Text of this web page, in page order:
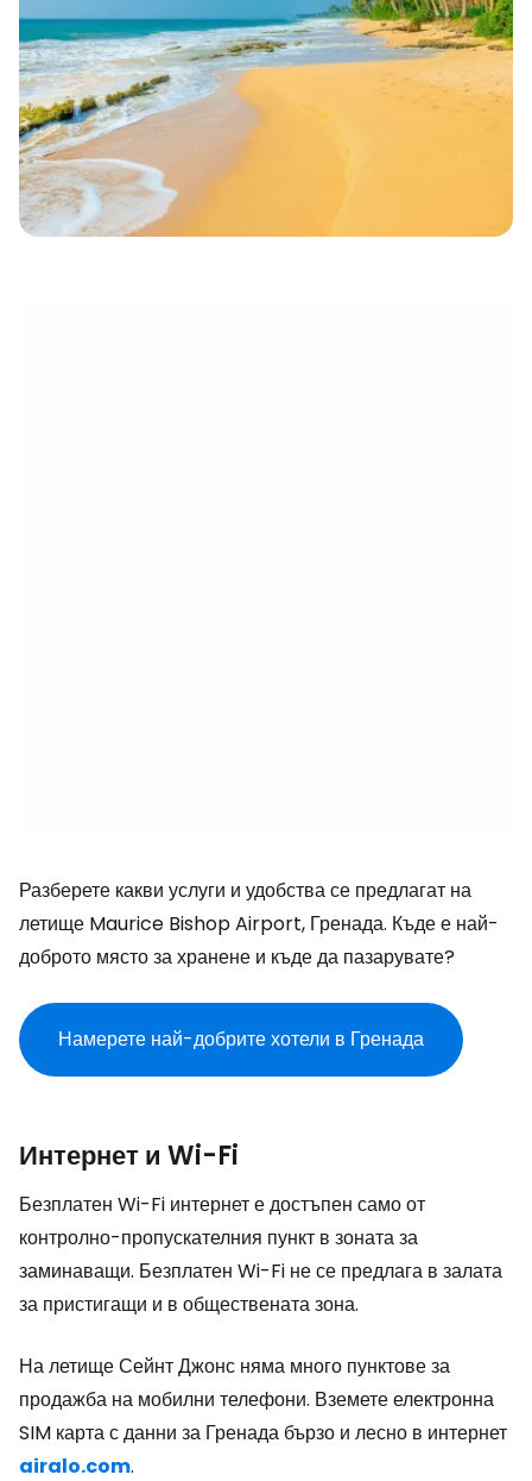
Разберете какви услуги и удобства се предлагат на
летище Maurice Bishop Airport, Гренада. Къде е най-
доброто място за хранене и къде да пазарувате?
Намерете най-добрите хотели в Гренада
Интернет и Wi-Fi
Безплатен Wi-Fi интернет е достъпен само от
контролно-пропускателния пункт в зоната за
заминаващи. Безплатен Wi-Fi не се предлага в залата
за пристигащи и в обществената зона.
На летище Сейнт Джонс няма много пунктове за
продажба на мобилни телефони. Вземете електронна
SIM карта с данни за Гренада бързо и лесно в интернет
airalo.com.